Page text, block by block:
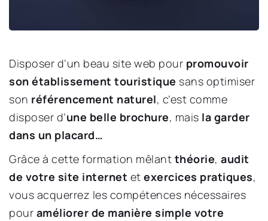
Disposer d’un beau site web pour promouvoir
son établissement touristique sans optimiser
son référencement naturel, c’est comme
disposer d’une belle brochure, mais la garder
dans un placard…
Grâce à cette formation mêlant théorie, audit
de votre site internet et exercices pratiques,
vous acquerrez les compétences nécessaires
pour améliorer de manière simple votre